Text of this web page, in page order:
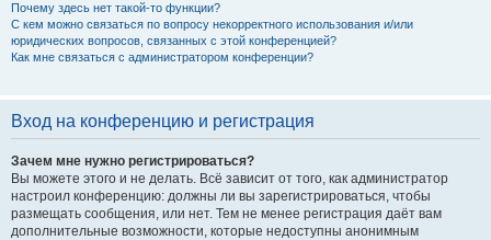
Почему здесь нет такой-то функции?
С кем можно связаться по вопросу некорректного использования и/или
юридических вопросов, связанных с этой конференцией?
Как мне связаться с администратором конференции?
Вход на конференцию и регистрация
Зачем мне нужно регистрироваться?
Вы можете этого и не делать. Всё зависит от того, как администратор
настроил конференцию: должны ли вы зарегистрироваться, чтобы
размещать сообщения, или нет. Тем не менее регистрация даёт вам
дополнительные возможности, которые недоступны анонимным